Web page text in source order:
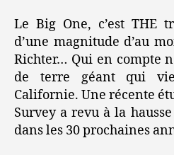
Le Big One, c’est THE
d’une magnitude d’au
Richter… Qui en compte
de terre géant qui
Californie. Une récente
Survey a revu à la
dans les 30 prochaines